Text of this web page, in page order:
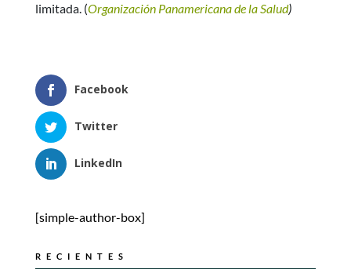
limitada. (Organización Panamericana de la Salud)
Facebook
Twitter
LinkedIn
[simple-author-box]
RECIENTES